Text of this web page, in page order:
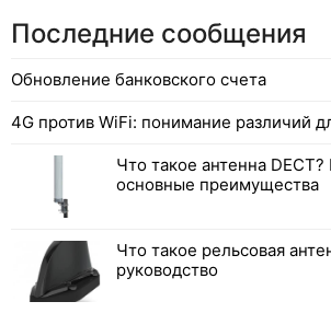
Последние сообщения
Обновление банковского счета
4G против WiFi: понимание различий
Что такое антенна
основные преимущества
Что такое рельсовая
руководство